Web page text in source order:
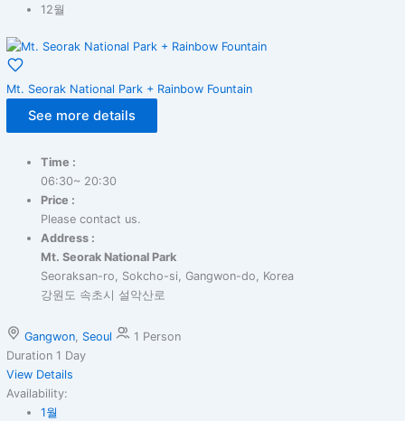
12월
Mt. Seorak National Park + Rainbow Fountain
See more details
Time :
06:30~ 20:30
Price :
Please contact us.
Address :
Mt. Seorak National Park
Seoraksan-ro, Sokcho-si, Gangwon-do, Korea
강원도 속초시 설악산로
Gangwon, Seoul
1 Person
Duration 1 Day
View Details
Availability:
1월